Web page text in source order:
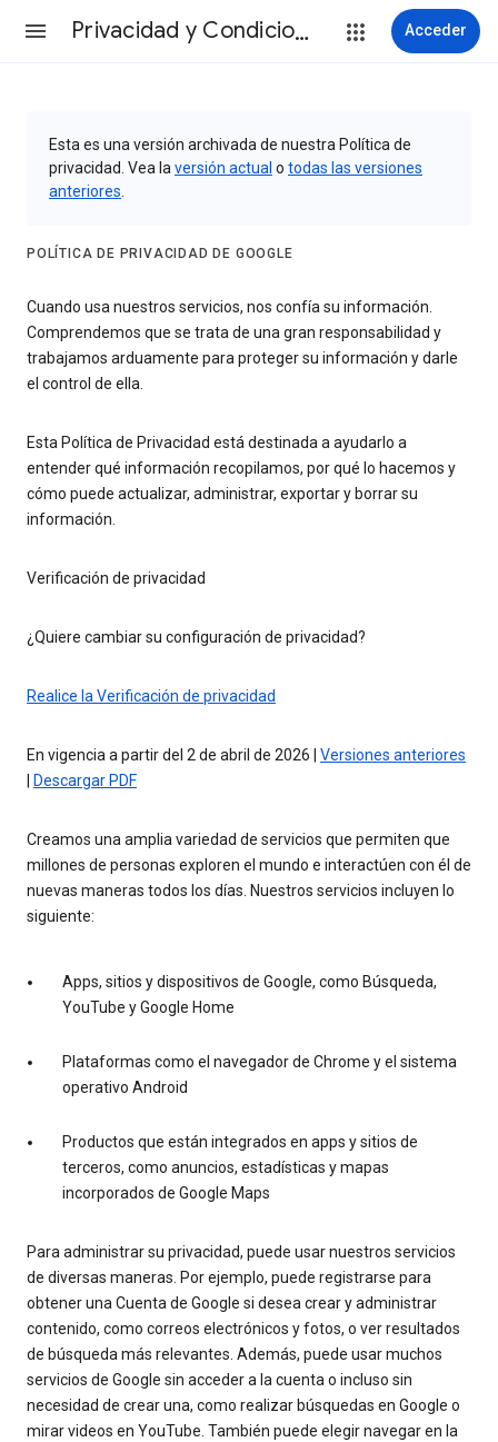
Privacidad y Condiciones Acceder
Esta es una versión archivada de nuestra Política de
privacidad. Vea la versión actual o todas las versiones
anteriores
POLÍTICA DE PRIVACIDAD DE GOOGLE
Cuando usa nuestros servicios, nos confía su información.
Comprendemos que se trata de una gran responsabilidad y
trabajamos arduamente para proteger su información y darle
el control de ella.
Esta Política de Privacidad está destinada a ayudarlo a
entender qué información recopilamos, por qué lo hacemos y
cómo puede actualizar, administrar, exportar y borrar su
información.
Verificación de privacidad
¿Quiere cambiar su configuración de privacidad?
Realice la Verificación de privacidad
En vigencia a partir del 2 de abril de 2026 | Versiones anteriores
Descargar PDF
Creamos una amplia variedad de servicios que permiten que
millones de personas exploren el mundo e interactúen con él de
nuevas maneras todos los días. Nuestros servicios incluyen lo
siguiente:
Apps, sitios y dispositivos de Google, como Búsqueda,
YouTube y Google Home
Plataformas como el navegador de Chrome y el sistema
operativo Android
Productos que están integrados en apps y sitios de
terceros, como anuncios, estadísticas y mapas
incorporados de Google Maps
Para administrar su privacidad, puede usar nuestros servicios
de diversas maneras. Por ejemplo, puede registrarse para
obtener una Cuenta de Google si desea crear y administrar
contenido, como correos electrónicos y fotos, o ver resultados
de búsqueda más relevantes. Además, puede usar muchos
servicios de Google sin acceder a la cuenta o incluso sin
necesidad de crear una, como realizar búsquedas en Google o
mirar videos en YouTube. También puede elegir navegar en la